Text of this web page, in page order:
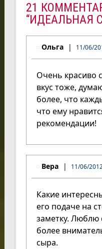
21
“ИДЕАЛЬНАЯ
Ольга 11/06/
Очень красиво
вкус тоже,
более, что
что ему
рекомендации!
Вера 11/06/
Какие
его подаче на
заметку. Люблю
более
сыра.